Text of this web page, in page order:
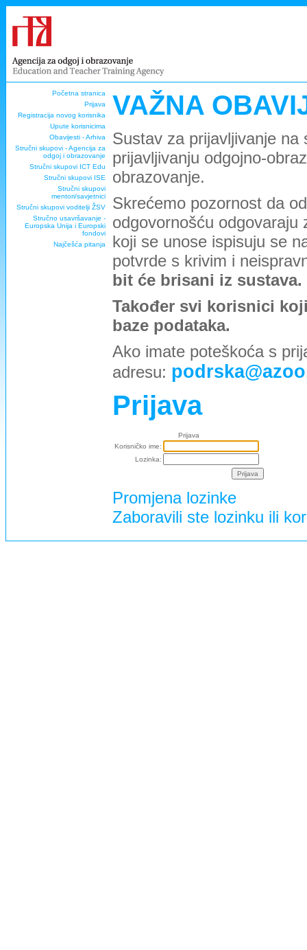
Početna stranica
Prijava
Registracija novog korisnika
Upute korisnicima
Obavijesti - Arhiva
Stručni skupovi - Agencija za
odgoj i obrazovanje
Stručni skupovi ICT Edu
Stručni skupovi ISE
Stručni skupovi
mentori/savjetnici
Stručni skupovi voditelji ŽSV
Stručno usavršavanje -
Europska Unija i Europski
fondovi
Najčešća pitanja
VAŽNA
Sustav za prijavljivanje
prijavljivanju odgojno-
obrazovanje.
Skrećemo pozornost da
odgovornošću
koji se unose ispisuju se
potvrde s krivim i
bit će brisani iz sustava.
Također svi korisnici
baze podataka.
Ako imate poteškoća s
adresu:
Prijava
Prijava
Korisničko ime:
Lozinka:
Promjena lozinke
Zaboravili ste lozinku ili